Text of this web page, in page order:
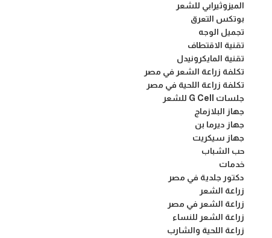
الميزوثيرابي للشعر
بوتكس التعرق
تجميل الوجه
تقنية الاقتطاف
تقنية المايكرونيدل
تكلفة زراعة الشعر في مصر
تكلفة زراعة اللحية في مصر
جلسات G Cell للشعر
جهاز البلازماج
جهاز ديرما بن
جهاز سيكريت
حب الشباب
خدمات
دكتور جلدية في مصر
زراعة الشعر
زراعة الشعر في مصر
زراعة الشعر للنساء
زراعة اللحية والشارب